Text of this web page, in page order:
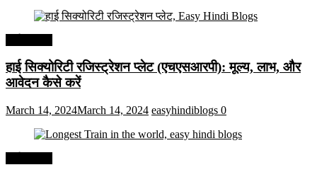
हाई सिक्योरिटी रजिस्ट्रेशन प्लेट (एचएसआरपी): मूल्य, लाभ, और
आवेदन कैसे करें
March 14, 2024March 14, 2024 easyhindiblogs 0